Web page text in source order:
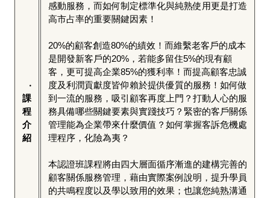
‧
課
程
介
紹
感動服務，而如何制定標準化與純熟使用更是打造
高市占率的重要關鍵因素！
20%的顧客創造80%的績效！而維繫老客戶的成本
是開發新客戶的20%，若能多留住5%的現有顧
客，更可提高企業85%的獲利率！而提高顧客忠誠
度及利潤貢獻度皆仰賴於提供優質的服務！如何做
到一流的服務，吸引顧客再度上門？打動人心的服
務具備哪些關鍵要素與實踐技巧？緊密的客戶關係
管理能為企業帶來什麼價值？如何掌握客訴危機處
理程序，化險為夷？
本認證班課程將由四大層面循序漸進的建構完善的
顧客關係服務管理，藉由實際案例說明，提升學員
的共鳴程度以及學以致用的效果；也讓您純熟溝通